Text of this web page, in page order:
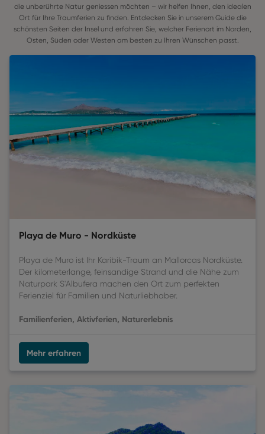
die unberührte Natur geniessen möchten – wir helfen Ihnen, den idealen
Ort für Ihre Traumferien zu finden. Entdecken Sie in unserem Guide die
schönsten Seiten der Insel und erfahren Sie, welcher Ferienort im Norden,
Osten, Süden oder Westen am besten zu Ihren Wünschen passt.
Playa de Muro - Nordküste
Playa de Muro ist Ihr Karibik-Traum an Mallorcas Nordküste.
Der kilometerlange, feinsandige Strand und die Nähe zum
Naturpark S'Albufera machen den Ort zum perfekten
Ferienziel für Familien und Naturliebhaber.
Familienferien, Aktivferien, Naturerlebnis
Mehr erfahren